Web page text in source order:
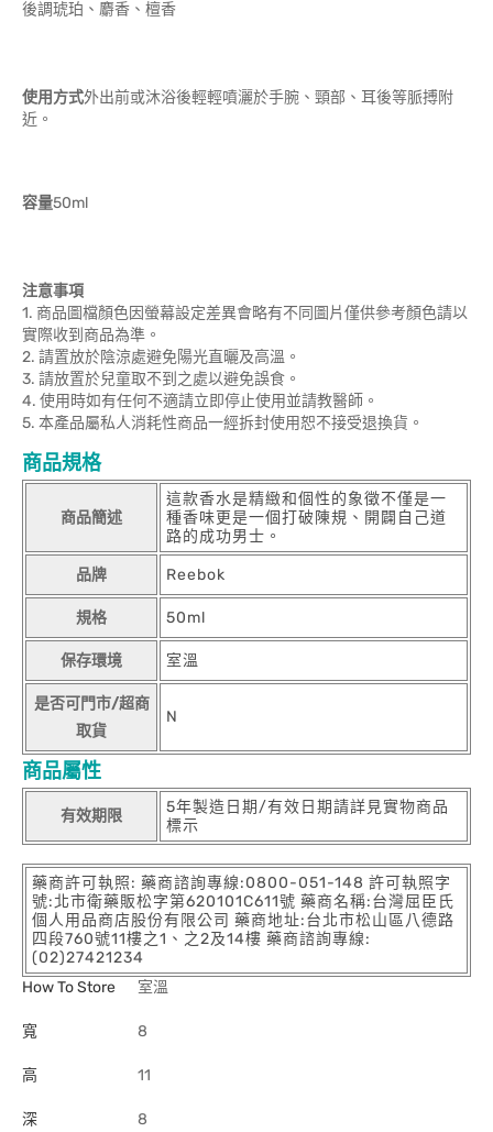
後調琥珀、麝香、檀香
使用方式外出前或沐浴後輕輕噴灑於手腕、頸部、耳後等脈搏附
近。
容量50ml
注意事項
1. 商品圖檔顏色因螢幕設定差異會略有不同圖片僅供參考顏色請以
實際收到商品為準。
2. 請置放於陰涼處避免陽光直曬及高溫。
3. 請放置於兒童取不到之處以避免誤食。
4. 使用時如有任何不適請立即停止使用並請教醫師。
5. 本產品屬私人消耗性商品一經拆封使用恕不接受退換貨。
商品規格
商品簡述
這款香水是精緻和個性的象徵不僅是一
種香味更是一個打破陳規、開闢自己道
路的成功男士。
品牌 Reebok
規格 50ml
保存環境 室溫
是否可門市/超商
取貨
N
商品屬性
有效期限
5年製造日期/有效日期請詳見實物商品
標示
藥商許可執照: 藥商諮詢專線:0800-051-148 許可執照字
號:北市衛藥販松字第620101C611號 藥商名稱:台灣屈臣氏
個人用品商店股份有限公司 藥商地址:台北市松山區八德路
四段760號11樓之1、之2及14樓 藥商諮詢專線:
(02)27421234
How To Store
室溫
寬 8
高 11
深 8